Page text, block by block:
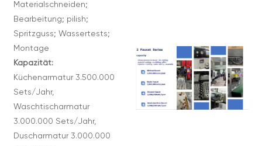
Materialschneiden;
Bearbeitung; pilish;
Spritzguss; Wassertests;
Montage
Kapazität:
Küchenarmatur 3.500.000
Sets/Jahr,
Waschtischarmatur
3.000.000 Sets/Jahr,
Duscharmatur 3.000.000